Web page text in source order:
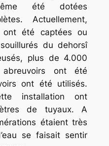
été dotées
Actuellement,
ont été captées ou
du dehorsî
plus de 4.000
ont été
ont été utilisés.
installation ont
de tuyaux. A
étaient très
se faisait sentir